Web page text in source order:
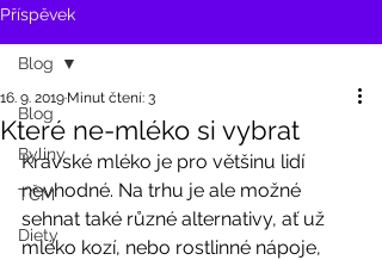
Příspěvek
Blog
Byliny
TČM
Diety
Blog
Které ne-mléko si vybrat
16. 9. 2019 Minut čtení: 3
Kravské mléko je pro většinu lidí
nevhodné. Na trhu je ale možné
sehnat také různé alternativy, ať už
mléko kozí, nebo rostlinné nápoje,